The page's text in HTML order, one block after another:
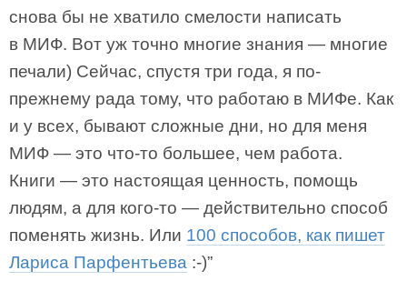
снова бы не хватило смелости написать
в МИФ. Вот уж точно многие знания — многие
печали) Сейчас, спустя три года, я по-
прежнему рада тому, что работаю в МИФе. Как
и у всех, бывают сложные дни, но для меня
МИФ — это что-то большее, чем работа.
Книги — это настоящая ценность, помощь
людям, а для кого-то — действительно способ
поменять жизнь. Или 100 способов, как пишет
Лариса Парфентьева :-)”